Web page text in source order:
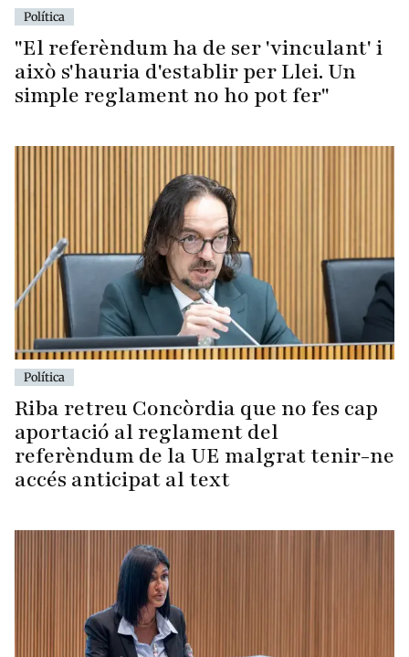
Política
"El referèndum ha de ser 'vinculant' i
això s'hauria d'establir per Llei. Un
simple reglament no ho pot fer"
Política
Riba retreu Concòrdia que no fes cap
aportació al reglament del
referèndum de la UE malgrat tenir-ne
accés anticipat al text